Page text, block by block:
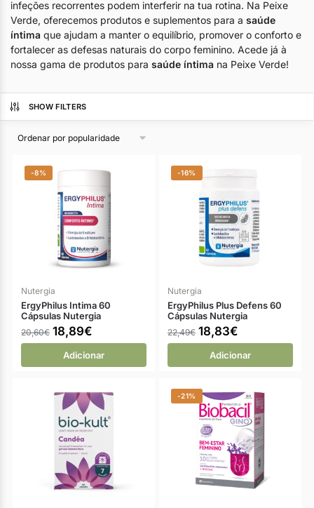
infeções recorrentes podem interferir na tua rotina. Na Peixe
Verde, oferecemos produtos e suplementos para a saúde
íntima que ajudam a manter o equilíbrio, promover o conforto e
fortalecer as defesas naturais do corpo feminino. Acede já à
nossa gama de produtos para saúde íntima na Peixe Verde!
SHOW FILTERS
-8%
Nutergia
ErgyPhilus Intima 60
Cápsulas Nutergia
20,60€ 18,89€
Adicionar
-16%
Nutergia
ErgyPhilus Plus Defens 60
Cápsulas Nutergia
22,49€ 18,83€
Adicionar
-21%